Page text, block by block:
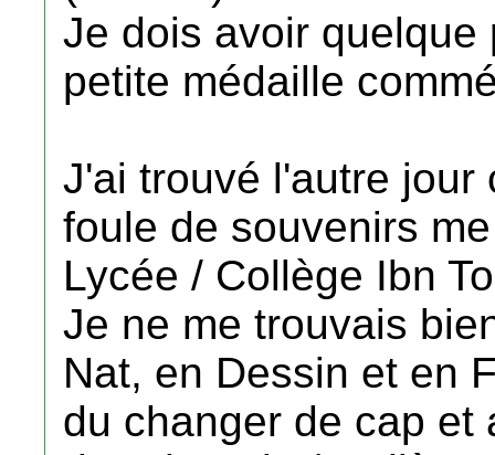
Je dois avoir
petite médaille
J'ai trouvé l'autre jour
foule de souvenirs
Lycée / Collège Ibn
Je ne me trouvais
Nat, en Dessin et en
du changer de cap et